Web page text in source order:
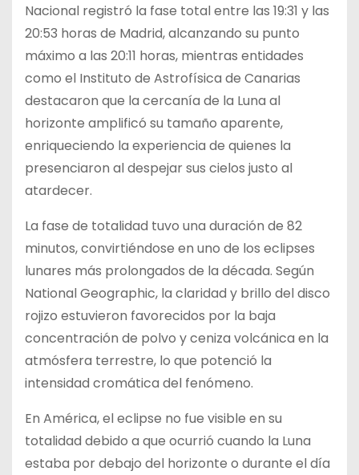
Nacional registró la fase total entre las 19:31 y las
20:53 horas de Madrid, alcanzando su punto
máximo a las 20:11 horas, mientras entidades
como el Instituto de Astrofísica de Canarias
destacaron que la cercanía de la Luna al
horizonte amplificó su tamaño aparente,
enriqueciendo la experiencia de quienes la
presenciaron al despejar sus cielos justo al
atardecer.
La fase de totalidad tuvo una duración de 82
minutos, convirtiéndose en uno de los eclipses
lunares más prolongados de la década. Según
National Geographic, la claridad y brillo del disco
rojizo estuvieron favorecidos por la baja
concentración de polvo y ceniza volcánica en la
atmósfera terrestre, lo que potenció la
intensidad cromática del fenómeno.
En América, el eclipse no fue visible en su
totalidad debido a que ocurrió cuando la Luna
estaba por debajo del horizonte o durante el día